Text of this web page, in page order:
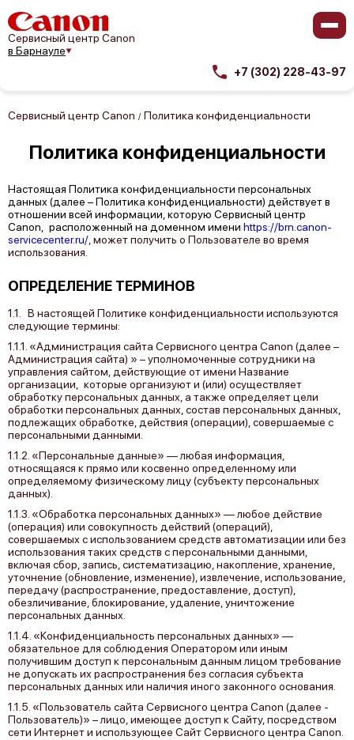
Сервисный центр Canon
в Барнауле
+7 (302) 228-43-97
Сервисный центр Canon / Политика конфиденциальности
Политика конфиденциальности
Настоящая Политика конфиденциальности персональных
данных (далее – Политика конфиденциальности) действует в
отношении всей информации, которую Сервисный центр
Canon, расположенный на доменном имени https://brn.canon-
servicecenter.ru/, может получить о Пользователе во время
использования.
ОПРЕДЕЛЕНИЕ ТЕРМИНОВ
1.1. В настоящей Политике конфиденциальности используются
следующие термины:
1.1.1. «Администрация сайта Сервисного центра Canon (далее –
Администрация сайта) » – уполномоченные сотрудники на
управления сайтом, действующие от имени Название
организации, которые организуют и (или) осуществляет
обработку персональных данных, а также определяет цели
обработки персональных данных, состав персональных данных,
подлежащих обработке, действия (операции), совершаемые с
персональными данными.
1.1.2. «Персональные данные» — любая информация,
относящаяся к прямо или косвенно определенному или
определяемому физическому лицу (субъекту персональных
данных).
1.1.3. «Обработка персональных данных» — любое действие
(операция) или совокупность действий (операций),
совершаемых с использованием средств автоматизации или без
использования таких средств с персональными данными,
включая сбор, запись, систематизацию, накопление, хранение,
уточнение (обновление, изменение), извлечение, использование,
передачу (распространение, предоставление, доступ),
обезличивание, блокирование, удаление, уничтожение
персональных данных.
1.1.4. «Конфиденциальность персональных данных» —
обязательное для соблюдения Оператором или иным
получившим доступ к персональным данным лицом требование
не допускать их распространения без согласия субъекта
персональных данных или наличия иного законного основания.
1.1.5. «Пользователь сайта Сервисного центра Canon (далее ‑
Пользователь)» – лицо, имеющее доступ к Сайту, посредством
сети Интернет и использующее Сайт Сервисного центра Canon.